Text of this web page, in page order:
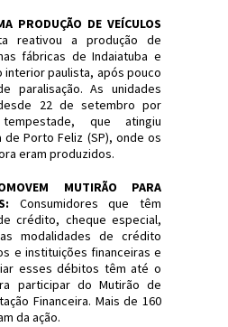
PRODUÇÃO DE VEÍCULOS
reativou a produção de
fábricas de Indaiatuba e
interior paulista, após pouco
paralisação. As unidades
22 de setembro por
que atingiu
Porto Feliz (SP), onde os
eram produzidos.
MUTIRÃO PARA
Consumidores que têm
crédito, cheque especial,
modalidades de crédito
e instituições financeiras e
esses débitos têm até o
participar do Mutirão de
Financeira. Mais de 160
da ação.